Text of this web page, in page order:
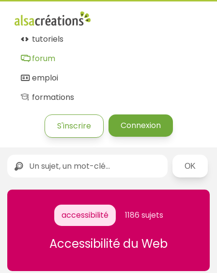
tutoriels
forum
emploi
formations
S'inscrire Connexion
Rechercher
accessibilité 1186 sujets
Accessibilité du Web